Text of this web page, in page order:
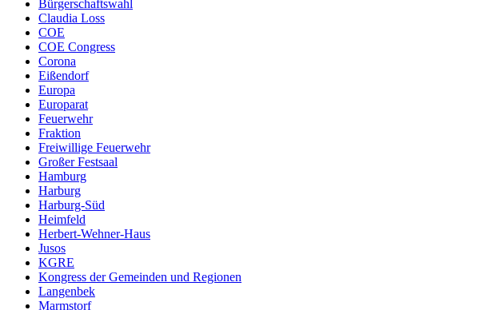
Bürgerschaftswahl
Claudia Loss
COE
COE Congress
Corona
Eißendorf
Europa
Europarat
Feuerwehr
Fraktion
Freiwillige Feuerwehr
Großer Festsaal
Hamburg
Harburg
Harburg-Süd
Heimfeld
Herbert-Wehner-Haus
Jusos
KGRE
Kongress der Gemeinden und Regionen
Langenbek
Marmstorf